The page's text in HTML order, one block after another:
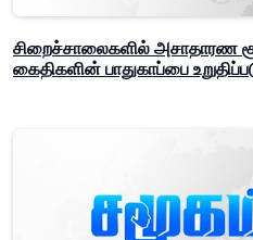
சிறைச்சாலைகளில் அசாதாரண
கைதிகளின் பாதுகாப்பை